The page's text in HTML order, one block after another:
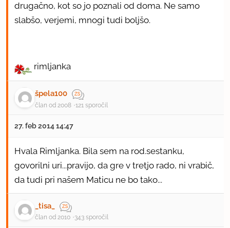
drugačno, kot so jo poznali od doma. Ne samo
slabšo, verjemi, mnogi tudi boljšo.
rimljanka
špela100
član od 2008 121 sporočil
27. feb 2014 14:47
Hvala Rimljanka. Bila sem na rod.sestanku,
govorilni uri...pravijo, da gre v tretjo rado, ni vrabič,
da tudi pri našem Maticu ne bo tako...
_tisa_
član od 2010 343 sporočil